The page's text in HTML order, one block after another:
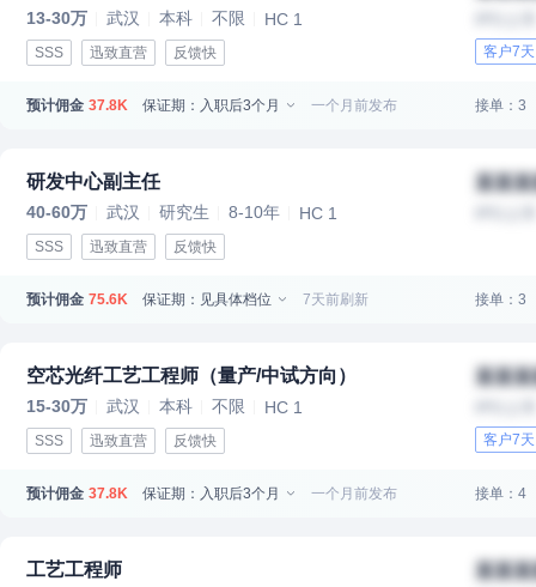
13-30万 武汉 本科 不限 HC 1
SSS 迅致直营 反馈快 客户7
预计佣金 37.8K 保证期：入职后3个月 一个月前发布 接单：3
研发中心副主任
40-60万 武汉 研究生 8-10年 HC 1
SSS 迅致直营 反馈快
某某
预计佣金 75.6K 保证期：见具体档位 7天前刷新 接单：3
空芯光纤工艺工程师（量产/中试方向）
15-30万 武汉 本科 不限 HC 1
SSS 迅致直营 反馈快
某某
客户7
预计佣金 37.8K 保证期：入职后3个月 一个月前发布 接单：4
工艺工程师 某某